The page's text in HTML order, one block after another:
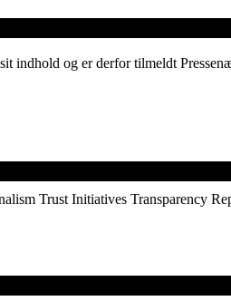
indhold og er derfor tilmeldt
Trust Initiatives Transparency